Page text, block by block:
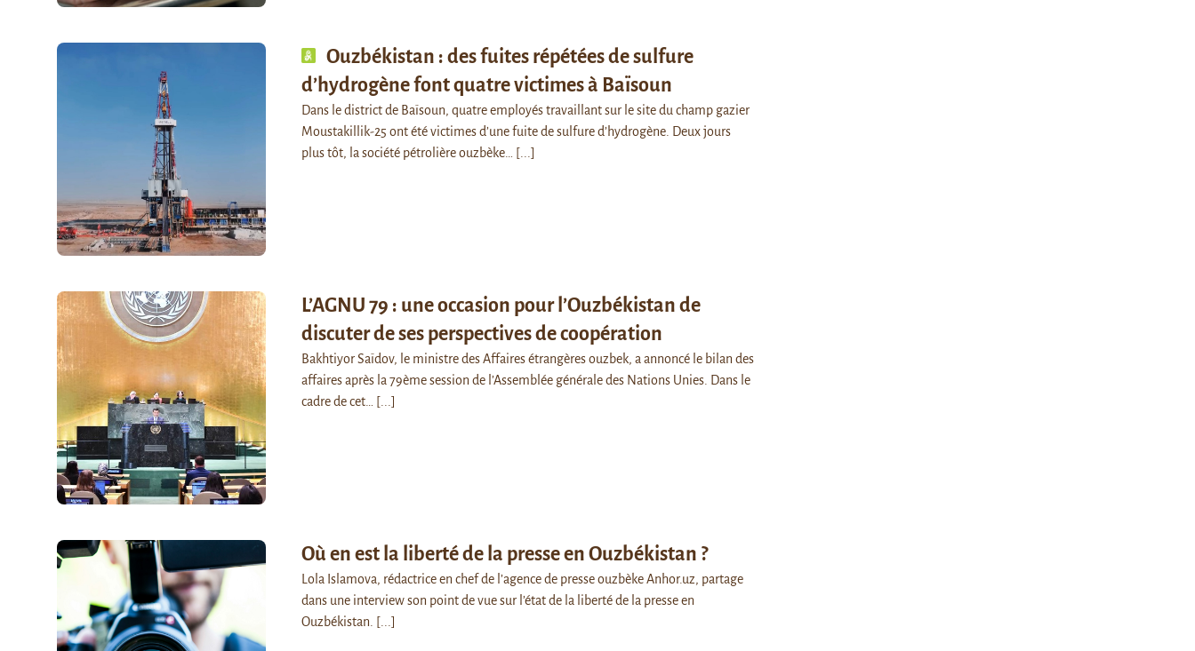
Ouzbékistan : des fuites répétées de sulfure
d’hydrogène font quatre victimes à Baïsoun
Dans le district de Baïsoun, quatre employés travaillant sur le site du champ gazier
Moustakillik-25 ont été victimes d’une fuite de sulfure d’hydrogène. Deux jours
plus tôt, la société pétrolière ouzbèke…
[...]
L’AGNU 79 : une occasion pour l’Ouzbékistan de
discuter de ses perspectives de coopération
Bakhtiyor Saïdov, le ministre des Affaires étrangères ouzbek, a annoncé le bilan des
affaires après la 79ème session de l’Assemblée générale des Nations Unies. Dans le
cadre de cet…
[...]
Où en est la liberté de la presse en Ouzbékistan ?
Lola Islamova, rédactrice en chef de l’agence de presse ouzbèke Anhor.uz, partage
dans une interview son point de vue sur l’état de la liberté de la presse en
Ouzbékistan.
[...]